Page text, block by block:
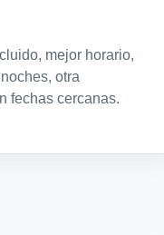
mejor horario,
otra
fechas cercanas.